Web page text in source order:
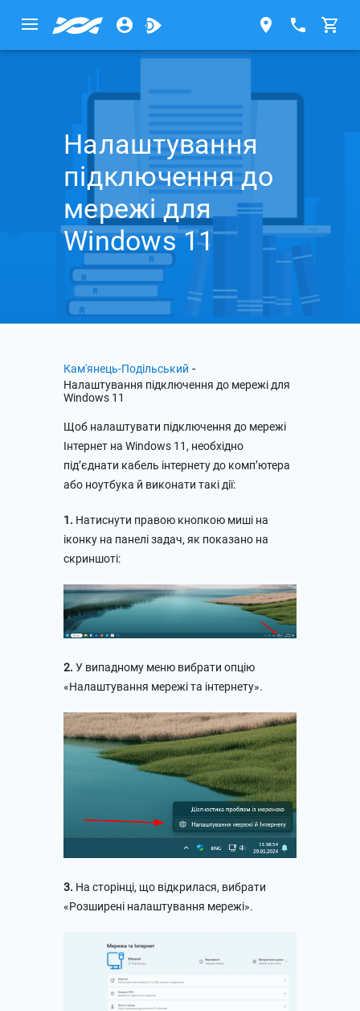
Налаштування
підключення до
мережі для
Windows 11
Кам'янець-Подільський -
Налаштування підключення до мережі для
Windows 11
Щоб налаштувати підключення до мережі
Інтернет на Windows 11, необхідно
під’єднати кабель інтернету до комп’ютера
або ноутбука й виконати такі дії:
1. Натиснути правою кнопкою миші на
іконку на панелі задач, як показано на
скриншоті:
2. У випадному меню вибрати опцію
«Налаштування мережі та інтернету».
3. На сторінці, що відкрилася, вибрати
«Розширені налаштування мережі».